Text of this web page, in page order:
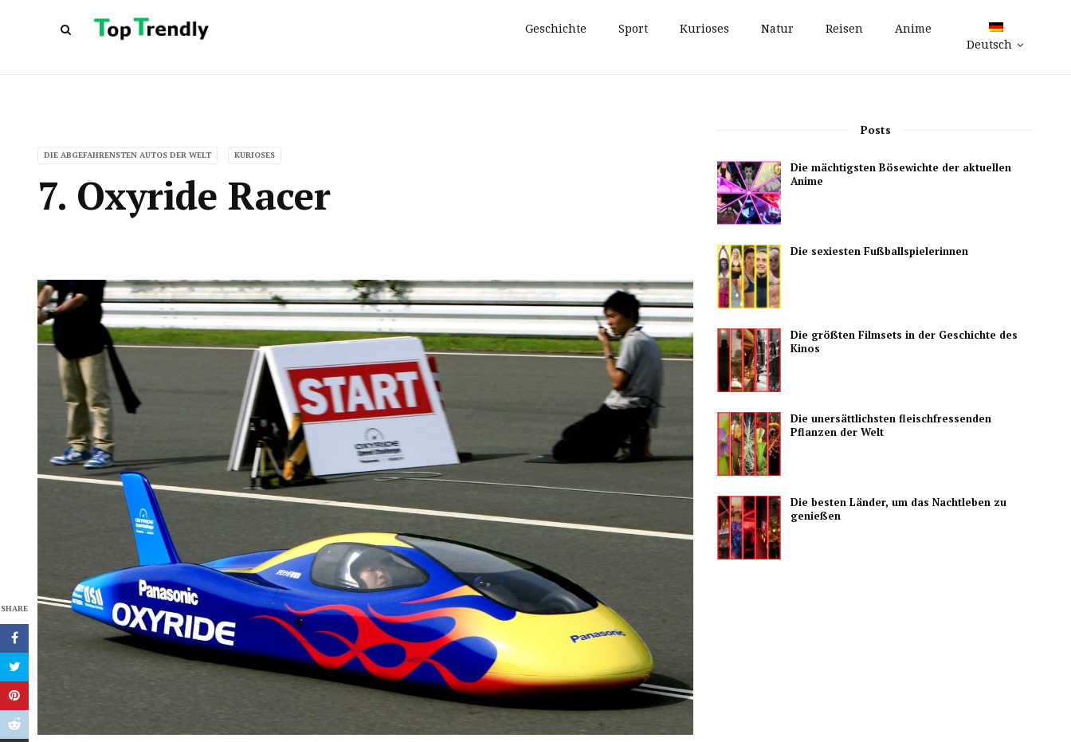
Geschichte Sport Kurioses Natur Reisen
Anime
Deutsch
DIE ABGEFAHRENSTEN AUTOS DER WELT KURIOSES
7. Oxyride Racer
SHARE
Posts
Die mächtigsten Bösewichte der aktuellen
Anime
Die sexiesten Fußballspielerinnen
Die größten Filmsets in der Geschichte des
Kinos
Die unersättlichsten fleischfressenden
Pflanzen der Welt
Die besten Länder, um das Nachtleben zu
genießen